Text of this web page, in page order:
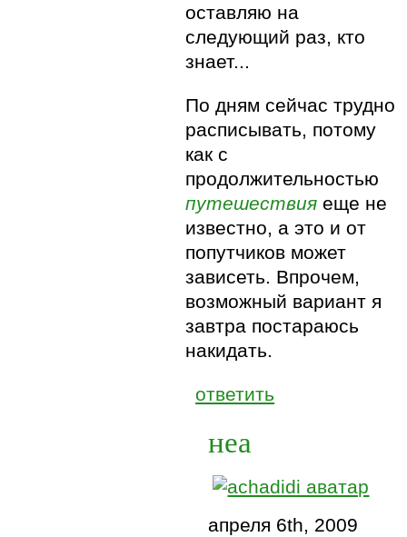
оставляю на
следующий раз, кто
знает...
По дням сейчас трудно
расписывать, потому
как с
продолжительностью
путешествия еще не
известно, а это и от
попутчиков может
зависеть. Впрочем,
возможный вариант я
завтра постараюсь
накидать.
ответить
неа
апреля 6th, 2009